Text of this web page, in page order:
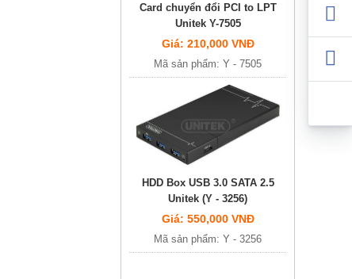
Card chuyển đổi PCI to LPT
Unitek Y-7505
Giá: 210,000 VNĐ
Mã sản phẩm: Y - 7505
HDD Box USB 3.0 SATA 2.5
Unitek (Y - 3256)
Giá: 550,000 VNĐ
Mã sản phẩm: Y - 3256